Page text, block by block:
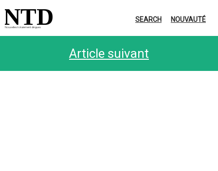
Nouvelles totalement dingues
NTD SEARCH NOUVAUTÉ
Article suivant